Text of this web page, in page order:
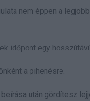
nem éppen a
időpont egy
a pihenésre.
után gördítesz